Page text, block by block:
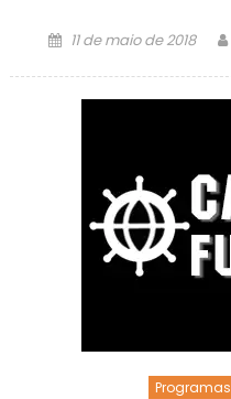
11 de maio de 2018
Programas